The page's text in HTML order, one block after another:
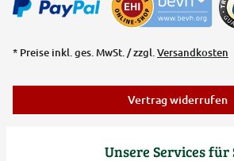
Unsere Services für
* Preise inkl. ges. MwSt. / zzgl. Versandkosten
Vertrag widerrufen